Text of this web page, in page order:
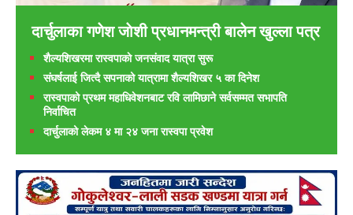
दार्चुलाका गणेश जाेशी प्रधानमन्त्री बालेन खुल्ला पत्र
शैल्यशिखरमा रास्वपाकाे जनसंवाद यात्रा सुरू
संघर्षलाई जित्दै सपनाको यात्रामा शैल्यशिखर ५ का दिनेश
रास्वपाको प्रथम महाधिवेशनबाट रवि लामिछाने सर्वसम्मत सभापति
निर्वाचित
दार्चुलाको लेकम ४ मा २४ जना रास्वपा प्रवेश